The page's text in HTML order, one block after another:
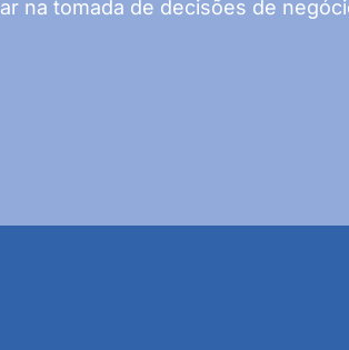
na tomada de decisões de